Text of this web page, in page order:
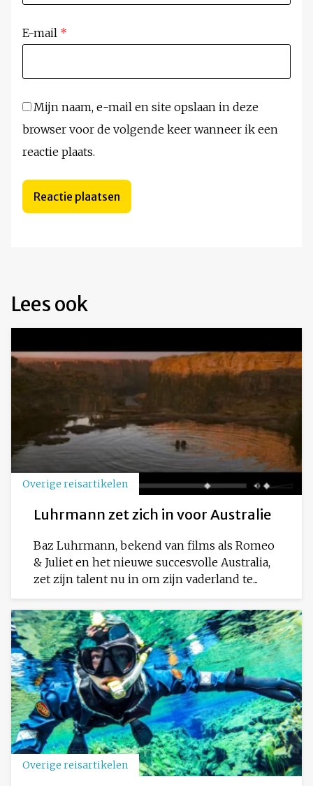
E-mail *
Mijn naam, e-mail en site opslaan in deze
browser voor de volgende keer wanneer ik een
reactie plaats.
Lees ook
Overige reisartikelen
Luhrmann zet zich in voor Australie
Baz Luhrmann, bekend van films als Romeo
& Juliet en het nieuwe succesvolle Australia,
zet zijn talent nu in om zijn vaderland te...
Overige reisartikelen